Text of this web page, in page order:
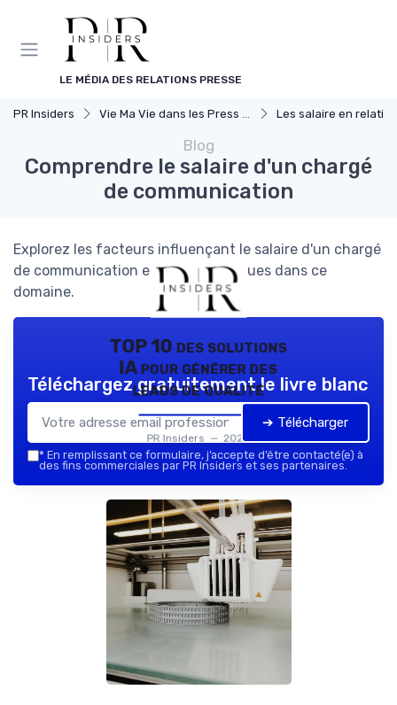
LE MÉDIA DES RELATIONS PRESSE
PR Insiders Vie Ma Vie dans les Press Relations Les salaire en relation
Blog
Comprendre le salaire d'un chargé
de communication
Explorez les facteurs influençant le salaire d'un chargé
de communication et les défis uniques dans ce
domaine.
TOP 10 des solutions
IA pour générer des
leads de qualité
PR Insiders — 2026
Téléchargez gratuitement le livre blanc
➔ Télécharger
* En remplissant ce formulaire, j’accepte d’être contacté(e) à
des fins commerciales par PR Insiders et ses partenaires.